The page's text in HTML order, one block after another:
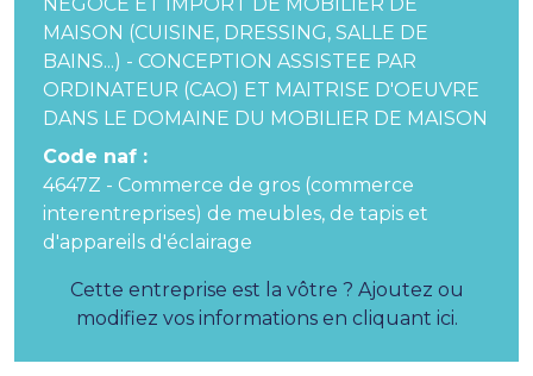
MAISON (CUISINE, DRESSING, SALLE DE
BAINS...) - CONCEPTION ASSISTEE PAR
ORDINATEUR (CAO) ET MAITRISE D'OEUVRE
DANS LE DOMAINE DU MOBILIER DE MAISON
Code naf :
4647Z - Commerce de gros (commerce
interentreprises) de meubles, de tapis et
d'appareils d'éclairage
Cette entreprise est la vôtre ? Ajoutez ou
modifiez vos informations en cliquant ici.